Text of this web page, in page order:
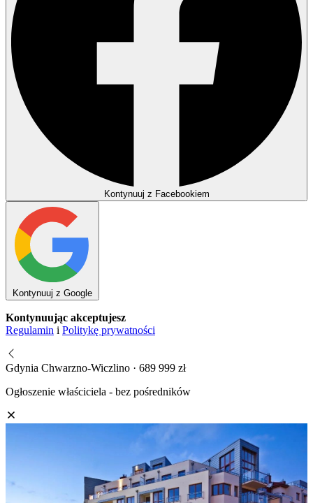
Kontynuuj z Facebookiem
Kontynuuj z Google
Kontynuując akceptujesz
Regulamin i Politykę prywatności
Gdynia Chwarzno-Wiczlino · 689 999 zł
Ogłoszenie właściciela - bez pośredników